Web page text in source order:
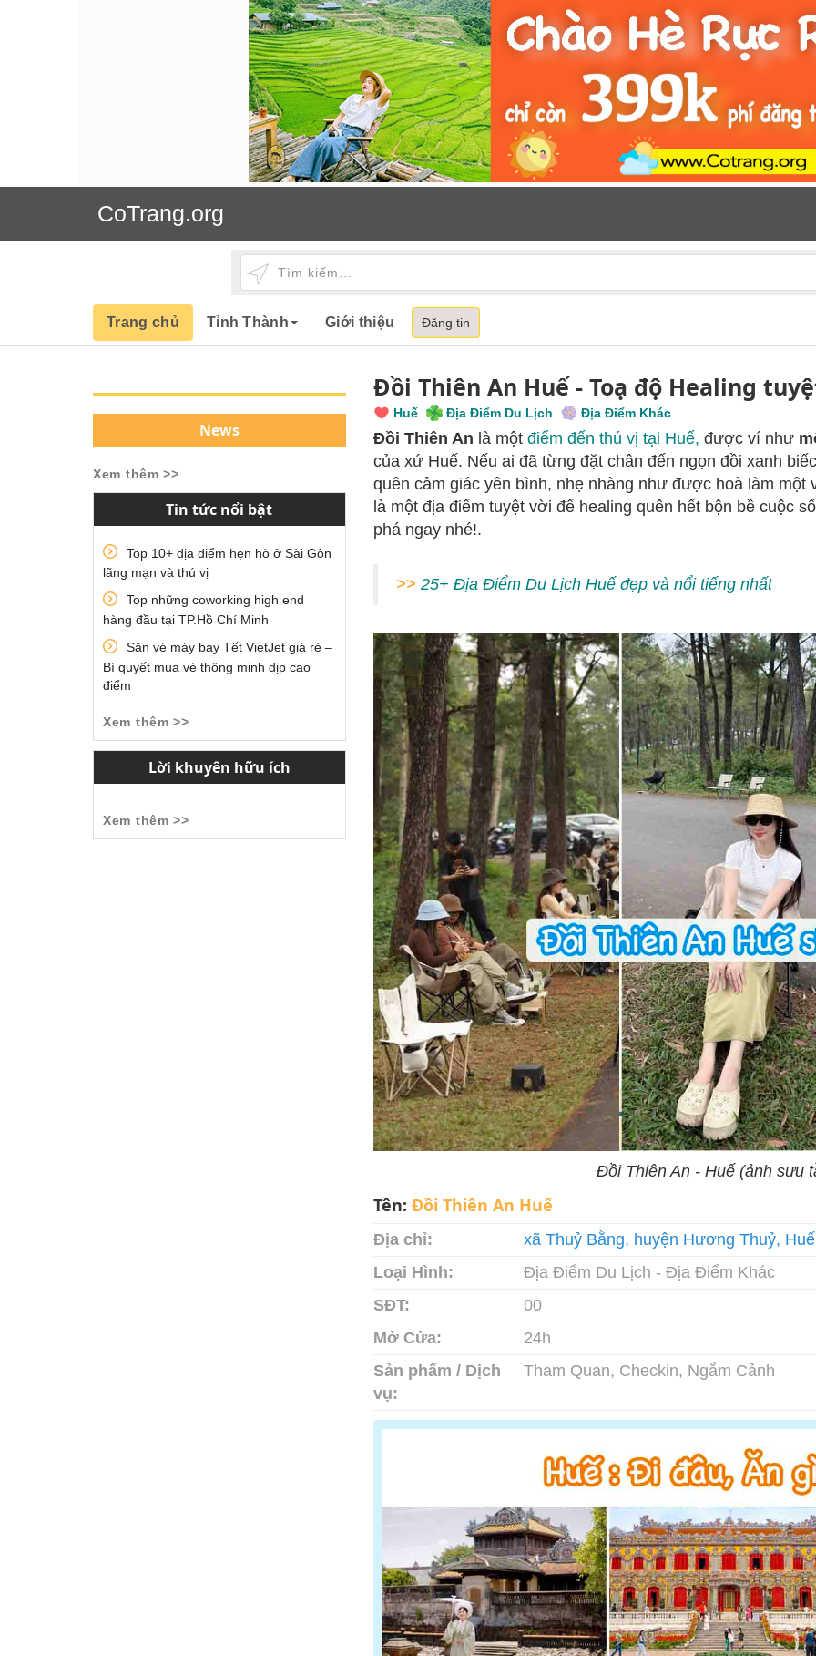
CoTrang.org
Trang chủ Tỉnh Thành Giới thiệu Đăng tin
News
Xem thêm >>
Tin tức nổi bật
Top 10+ địa điểm hẹn hò ở Sài Gòn
lãng mạn và thú vị
Top những coworking high end
hàng đầu tại TP.Hồ Chí Minh
Săn vé máy bay Tết VietJet giá rẻ –
Bí quyết mua vé thông minh dịp cao
điểm
Xem thêm >>
Lời khuyên hữu ích
Xem thêm >>
Đồi Thiên An Huế - Toạ độ Healing
Huế Địa Điểm Du Lịch Địa Điểm Khác
Đồi Thiên An là một điểm đến thú vị tại Huế, được ví như
của xứ Huế. Nếu ai đã từng đặt chân đến ngọn đồi xanh
quên cảm giác yên bình, nhẹ nhàng như được hoà làm một
là một địa điểm tuyệt vời để healing quên hết bộn bề cuộc
phá ngay nhé!.
>> 25+ Địa Điểm Du Lịch Huế đẹp và nổi tiếng nhất
Đồi Thiên An - Huế (ảnh sưu
Tên: Đồi Thiên An Huế
Địa chỉ:
xã Thuỷ Bằng, huyện Hương Thuỷ,
Loại Hình:
Địa Điểm Du Lịch - Địa Điểm Khác
SĐT:
00
Mở Cửa:
24h
Sản phẩm / Dịch
vụ:
Tham Quan, Checkin, Ngắm Cảnh